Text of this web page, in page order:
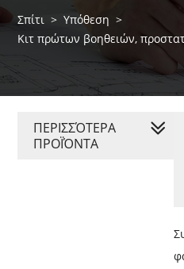
Σπίτι > Υπόθεση >
Κιτ πρώτων βοηθειών,
ΠΕΡΙΣΣΌΤΕΡΑ
ΠΡΟΪΌΝΤΑ